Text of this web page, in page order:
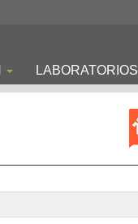
LABORATORIOS